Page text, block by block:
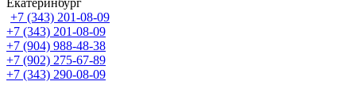
Екатеринбург
+7 (343) 201-08-09
+7 (343) 201-08-09
+7 (904) 988-48-38
+7 (902) 275-67-89
+7 (343) 290-08-09